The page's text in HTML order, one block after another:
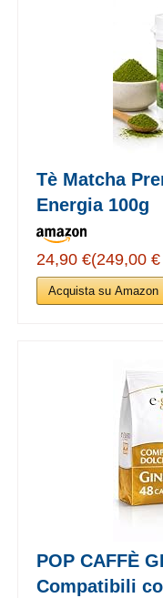
Tè Matcha
Energia 100g
24,90 €(249,00
Acquista su Amazon
POP CAFFÈ
Compatibili